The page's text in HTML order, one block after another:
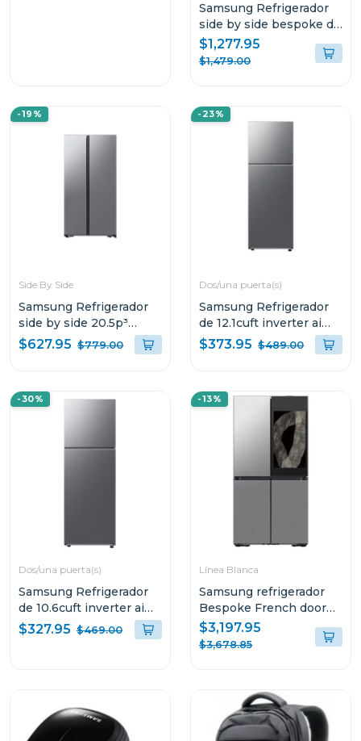
Samsung Refrigerador
side by side bespoke de
23cuft digital inverter
rs23cb700a7g
$1,277.95
$1,479.00
-19%
Side By Side
Samsung Refrigerador
side by side 20.5p³
inverter plata mate
RS57DG4000M9
$627.95 $779.00
-23%
Dos/una puerta(s)
Samsung Refrigerador
de 12.1cuft inverter ai
energy mode
rt35dg5124s9
$373.95 $489.00
-30%
Dos/una puerta(s)
Samsung Refrigerador
de 10.6cuft inverter ai
energy mode
RT31DG5124S9A
$327.95 $469.00
-13%
Línea Blanca
Samsung refrigerador
Bespoke French door
de 28.6cuft con pantalla
de 32" RF29DB9950QD
$3,197.95
$3,678.85